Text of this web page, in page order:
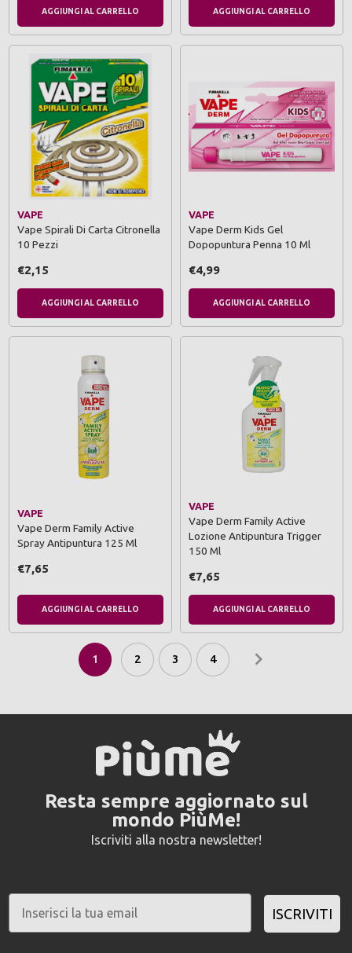
AGGIUNGI AL CARRELLO AGGIUNGI AL CARRELLO
VAPE
Vape Spirali Di Carta Citronella
10 Pezzi
€2,15
AGGIUNGI AL CARRELLO
VAPE
Vape Derm Kids Gel
Dopopuntura Penna 10 Ml
€4,99
AGGIUNGI AL CARRELLO
VAPE
Vape Derm Family Active
Spray Antipuntura 125 Ml
€7,65
AGGIUNGI AL CARRELLO
VAPE
Vape Derm Family Active
Lozione Antipuntura Trigger
150 Ml
€7,65
AGGIUNGI AL CARRELLO
1 2 3 4
Resta sempre aggiornato sul
mondo PiùMe!
Iscriviti alla nostra newsletter!
ISCRIVITI